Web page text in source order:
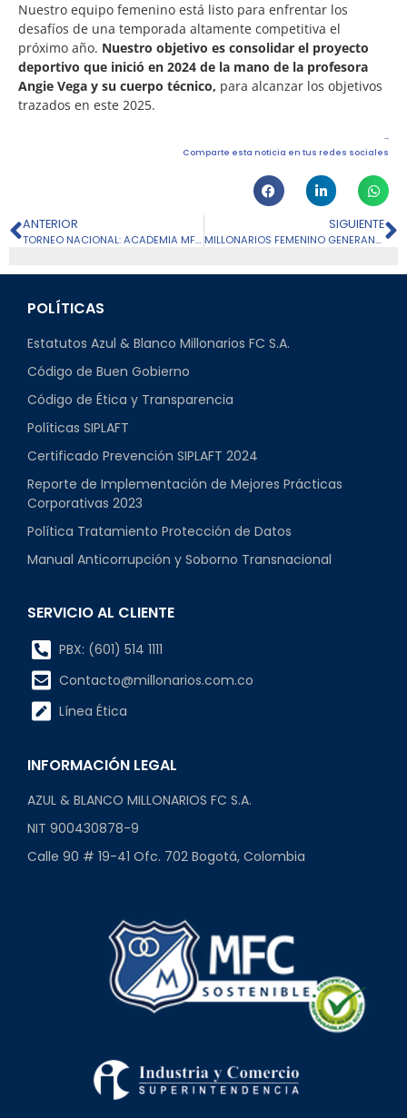
Nuestro equipo femenino está listo para enfrentar los
desafíos de una temporada altamente competitiva el
próximo año. Nuestro objetivo es consolidar el proyecto
deportivo que inició en 2024 de la mano de la profesora
Angie Vega y su cuerpo técnico, para alcanzar los objetivos
trazados en este 2025.
Comparte esta noticia en tus redes sociales
ANTERIOR
TORNEO NACIONAL: ACADEMIA MFC, PRESENTE EN SANTA MARTA
SIGUIENTE
MILLONARIOS FEMENINO GENERANDO IMPACTO EN LAS FUTURAS JÓVENES FUTBOLISTAS
POLÍTICAS
Estatutos Azul & Blanco Millonarios FC S.A.
Código de Buen Gobierno
Código de Ética y Transparencia
Políticas SIPLAFT
Certificado Prevención SIPLAFT 2024
Reporte de Implementación de Mejores Prácticas
Corporativas 2023
Política Tratamiento Protección de Datos
Manual Anticorrupción y Soborno Transnacional
SERVICIO AL CLIENTE
PBX: (601) 514 1111
Contacto@millonarios.com.co
Línea Ética
INFORMACIÓN LEGAL
AZUL & BLANCO MILLONARIOS FC S.A.
NIT 900430878-9
Calle 90 # 19-41 Ofc. 702 Bogotá, Colombia